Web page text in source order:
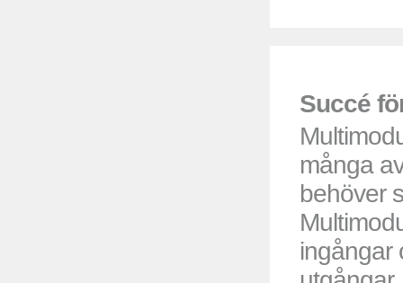
Succé
många
behöver
ingångar